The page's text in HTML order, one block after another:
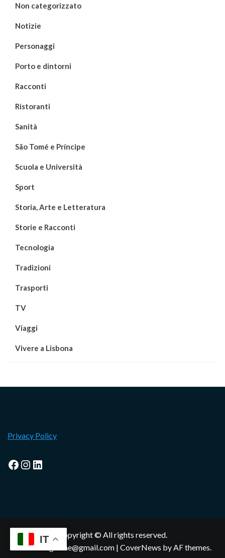
Non categorizzato
Notizie
Personaggi
Porto e dintorni
Racconti
Ristoranti
Sanità
São Tomé e Príncipe
Scuola e Università
Sport
Storia, Arte e Letteratura
Storie e Racconti
Tecnologia
Tradizioni
Trasporti
TV
Viaggi
Vivere a Lisbona
Privacy Policy
Facebook
Instagram
LinkedIn
Copyright © All rights reserved.
lisbonamagazine@gmail.com | CoverNews by AF themes.
IT